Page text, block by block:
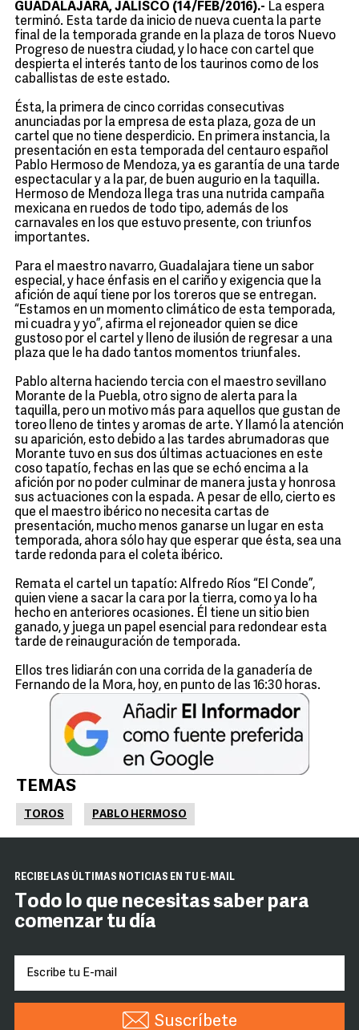
GUADALAJARA, JALISCO (14/FEB/2016).- La espera
terminó. Esta tarde da inicio de nueva cuenta la parte
final de la temporada grande en la plaza de toros Nuevo
Progreso de nuestra ciudad, y lo hace con cartel que
despierta el interés tanto de los taurinos como de los
caballistas de este estado.
Ésta, la primera de cinco corridas consecutivas
anunciadas por la empresa de esta plaza, goza de un
cartel que no tiene desperdicio. En primera instancia, la
presentación en esta temporada del centauro español
Pablo Hermoso de Mendoza, ya es garantía de una tarde
espectacular y a la par, de buen augurio en la taquilla.
Hermoso de Mendoza llega tras una nutrida campaña
mexicana en ruedos de todo tipo, además de los
carnavales en los que estuvo presente, con triunfos
importantes.
Para el maestro navarro, Guadalajara tiene un sabor
especial, y hace énfasis en el cariño y exigencia que la
afición de aquí tiene por los toreros que se entregan.
“Estamos en un momento climático de esta temporada,
mi cuadra y yo”, afirma el rejoneador quien se dice
gustoso por el cartel y lleno de ilusión de regresar a una
plaza que le ha dado tantos momentos triunfales.
Pablo alterna haciendo tercia con el maestro sevillano
Morante de la Puebla, otro signo de alerta para la
taquilla, pero un motivo más para aquellos que gustan de
toreo lleno de tintes y aromas de arte. Y llamó la atención
su aparición, esto debido a las tardes abrumadoras que
Morante tuvo en sus dos últimas actuaciones en este
coso tapatío, fechas en las que se echó encima a la
afición por no poder culminar de manera justa y honrosa
sus actuaciones con la espada. A pesar de ello, cierto es
que el maestro ibérico no necesita cartas de
presentación, mucho menos ganarse un lugar en esta
temporada, ahora sólo hay que esperar que ésta, sea una
tarde redonda para el coleta ibérico.
Remata el cartel un tapatío: Alfredo Ríos “El Conde”,
quien viene a sacar la cara por la tierra, como ya lo ha
hecho en anteriores ocasiones. Él tiene un sitio bien
ganado, y juega un papel esencial para redondear esta
tarde de reinauguración de temporada.
Ellos tres lidiarán con una corrida de la ganadería de
Fernando de la Mora, hoy, en punto de las 16:30 horas.
TEMAS
TOROS PABLO HERMOSO
RECIBE LAS ÚLTIMAS NOTICIAS EN TU E-MAIL
Todo lo que necesitas saber para
comenzar tu día
Suscríbete